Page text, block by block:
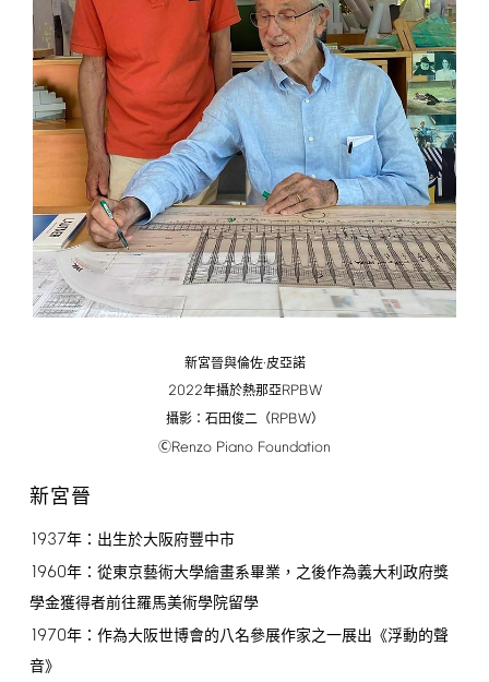
新宮晉與倫佐·皮亞諾
2022年攝於熱那亞RPBW
攝影：石田俊二（RPBW）
ⒸRenzo Piano Foundation
新宮晉
1937年：出生於大阪府豐中市
1960年：從東京藝術大學繪畫系畢業，之後作為義大利政府獎
學金獲得者前往羅馬美術學院留學
1970年：作為大阪世博會的八名參展作家之一展出《浮動的聲
音》